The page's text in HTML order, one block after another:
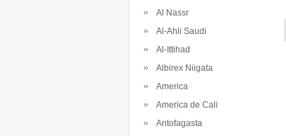
Al Nassr
Al-Ahli Saudi
Al-Ittihad
Albirex Niigata
America
America de Cali
Antofagasta